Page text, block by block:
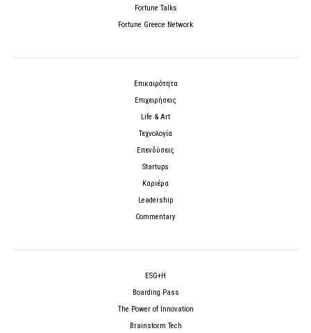
Fortune Talks
Fortune Greece Network
Επικαιρότητα
Επιχειρήσεις
Life & Art
Τεχνολογία
Επενδύσεις
Startups
Καριέρα
Leadership
Commentary
ESG+H
Boarding Pass
The Power of Innovation
Brainstorm Tech